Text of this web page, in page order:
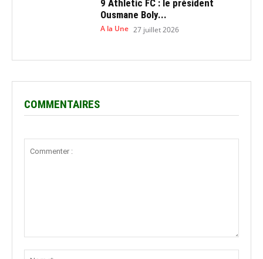
9 Athletic FC : le président
Ousmane Boly...
A la Une 27 juillet 2026
COMMENTAIRES